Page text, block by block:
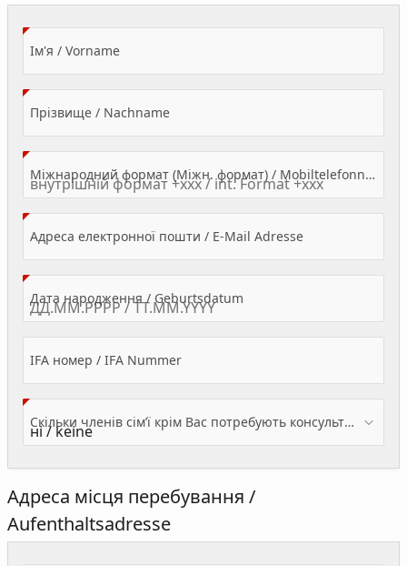
Ім'я / Vorname(Value Required)
Прізвище / Nachname(Value Required)
Міжнародний формат (Міжн. формат) / Mobiltelefonnummer
Адреса електронної пошти / E-Mail Adresse(Value Required)
Дата народження / Geburtsdatum
IFA номер / IFA Nummer
Скільки членів сім’ї крім Вас потребують консультації? / Wieviele Familienmitglieder brauchen Beratung - zusätzlich zu Ihnen?
Адреса місця перебування /
Aufenthaltsadresse